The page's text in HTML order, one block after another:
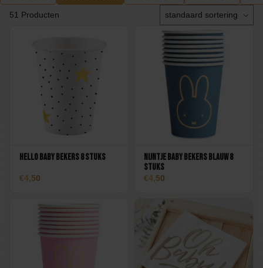
51 Producten
Hello Baby Bekers 8 stuks
4,50
Nijntje Baby Bekers Blauw 8
stuks
4,50